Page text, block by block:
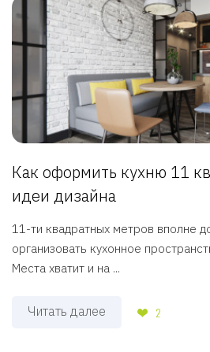
Как оформить кухню 11
идеи дизайна
11-ти квадратных метров вполне
организовать кухонное
Места хватит и на ...
Читать далее 2